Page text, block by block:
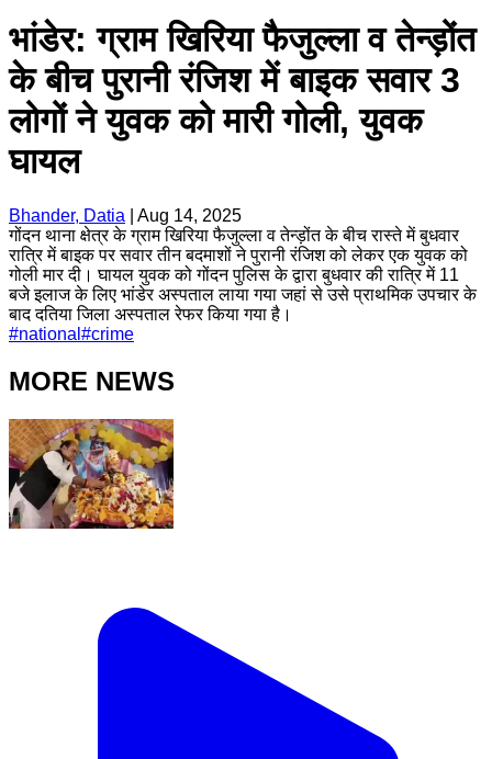
भांडेर: ग्राम खिरिया फैजुल्ला व तेन्ड़ोंत
के बीच पुरानी रंजिश में बाइक सवार 3
लोगों ने युवक को मारी गोली, युवक
घायल
Bhander, Datia
Aug 14, 2025
गोंदन थाना क्षेत्र के ग्राम खिरिया फैजुल्ला व तेन्ड़ोंत के बीच रास्ते में बुधवार
रात्रि में बाइक पर सवार तीन बदमाशों ने पुरानी रंजिश को लेकर एक युवक को
गोली मार दी। घायल युवक को गोंदन पुलिस के द्वारा बुधवार की रात्रि में 11
बजे इलाज के लिए भांडेर अस्पताल लाया गया जहां से उसे प्राथमिक उपचार के
बाद दतिया जिला अस्पताल रेफर किया गया है।
#national #crime
MORE NEWS